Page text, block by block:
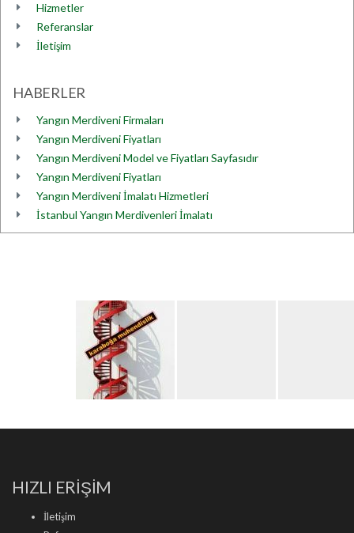
Hizmetler
Referanslar
İletişim
HABERLER
Yangın Merdiveni Firmaları
Yangın Merdiveni Fiyatları
Yangın Merdiveni Model ve Fiyatları Sayfasıdır
Yangın Merdiveni Fiyatları
Yangın Merdiveni İmalatı Hizmetleri
İstanbul Yangın Merdivenleri İmalatı
HIZLI ERİŞİM
İletişim